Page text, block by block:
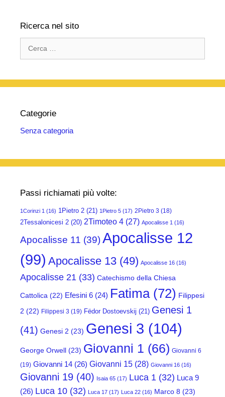
Ricerca nel sito
per:
Categorie
Senza categoria
Passi richiamati più volte:
1Corinzi 1 (16) 1Pietro 2 (21) 1Pietro 5 (17) 2Pietro 3 (18)
2Tessalonicesi 2 (20) 2Timoteo 4 (27) Apocalisse 1 (16)
Apocalisse 11 (39)Apocalisse 12
(99) Apocalisse 13 (49) Apocalisse 16 (16)
Apocalisse 21 (33) Catechismo della Chiesa
Cattolica (22) Efesini 6 (24) Fatima(72) Filippesi
2 (22) Filippesi 3 (19) Fëdor Dostoevskij (21) Genesi 1
(41) Genesi 2 (23) Genesi 3 (104)
George Orwell (23) Giovanni 1 (66) Giovanni 6
(19) Giovanni 14 (26) Giovanni 15 (28) Giovanni 16 (16)
Giovanni 19 (40) Isaia 65 (17) Luca 1 (32) Luca 9
(26) Luca 10 (32) Luca 17 (17) Luca 22 (16) Marco 8 (23)